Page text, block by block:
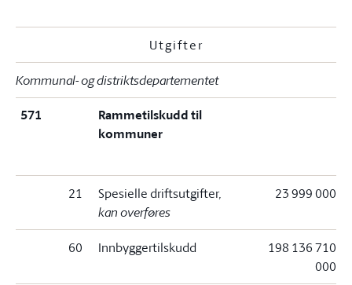
Utgifter
Kommunal- og distriktsdepartementet
571
Rammetilskudd til
kommuner
21 Spesielle driftsutgifter,
kan overføres
23 999 000
60 Innbyggertilskudd
198 136 710
000